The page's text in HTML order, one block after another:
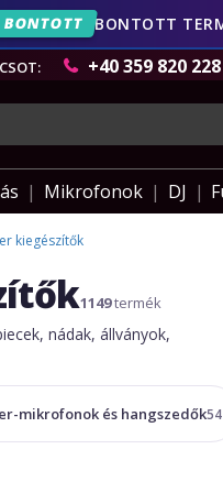
ÉVFORDULÓ 20 ÉVE
+40 359 820 228
Mikrofonok DJ
kiegészítők
1149termék
nádak, állványok,
mikrofonok és hangszedők54